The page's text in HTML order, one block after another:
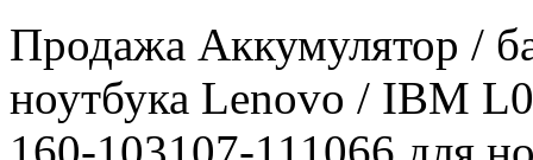
Продажа Аккумулятор /
ноутбука Lenovo / IBM